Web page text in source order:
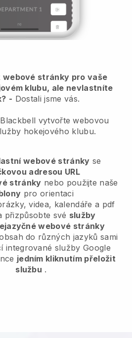
stránky pro vaše
klubu, ale nevlastníte
- Dostali jsme vás.
vytvořte webovou
hokejového klubu.
webové stránky se
adresou URL
stránky nebo použijte naše
pro orientaci
videa, kalendáře a pdf
přizpůsobte své služby
webové stránky
do různých jazyků sami
integrované služby Google
jedním kliknutím přeložit
službu .